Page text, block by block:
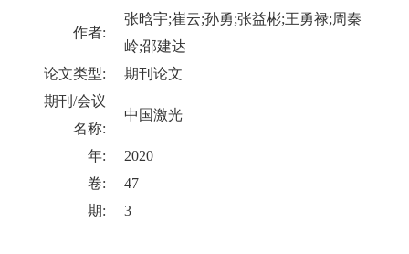
作者:
张晗宇;崔云;孙勇;张益彬;王勇禄;周秦
岭;邵建达
论文类型:
期刊论文
期刊/会议
名称:
中国激光
年:
2020
卷:
47
期:
3